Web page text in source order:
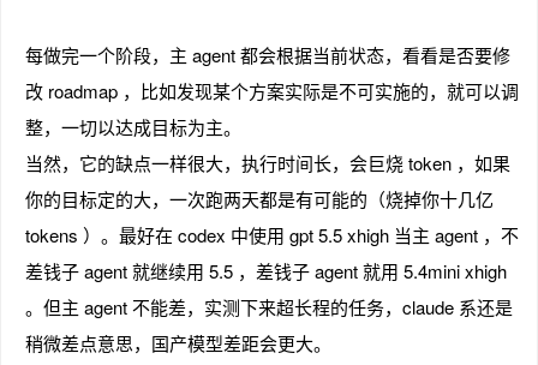
每做完一个阶段，主 agent 都会根据当前状态，看看是否要修
改 roadmap ，比如发现某个方案实际是不可实施的，就可以调
整，一切以达成目标为主。
当然，它的缺点一样很大，执行时间长，会巨烧 token ，如果
你的目标定的大，一次跑两天都是有可能的（烧掉你十几亿
tokens ）。最好在 codex 中使用 gpt 5.5 xhigh 当主 agent ，不
差钱子 agent 就继续用 5.5 ，差钱子 agent 就用 5.4mini xhigh
。但主 agent 不能差，实测下来超长程的任务，claude 系还是
稍微差点意思，国产模型差距会更大。